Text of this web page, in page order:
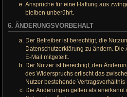
Ansprüche für eine Haftung aus
bleiben unberührt.
6. ÄNDERUNGSVORBEHALT
Der Betreiber ist berechtigt, die
Datenschutzerklärung zu ändern.
E-Mail mitgeteilt.
Der Nutzer ist berechtigt, den
des Widerspruchs erlischt das
Nutzer bestehende
Die Änderungen gelten als